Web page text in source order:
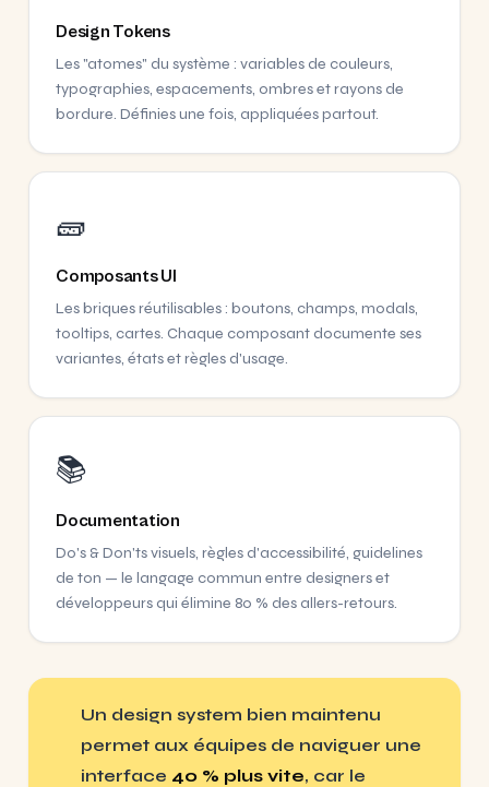
Design Tokens
Les "atomes" du système : variables de couleurs,
typographies, espacements, ombres et rayons de
bordure. Définies une fois, appliquées partout.
🧱
Composants UI
Les briques réutilisables : boutons, champs, modals,
tooltips, cartes. Chaque composant documente ses
variantes, états et règles d'usage.
📚
Documentation
Do's & Don'ts visuels, règles d'accessibilité, guidelines
de ton — le langage commun entre designers et
développeurs qui élimine 80 % des allers-retours.
Un design system bien maintenu
permet aux équipes de naviguer une
interface 40 % plus vite, car le